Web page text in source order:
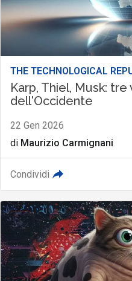
THE TECHNOLOGICAL
Karp, Thiel, Musk:
dell'Occidente
22 Gen 2026
di Maurizio Carmignani
Condividi